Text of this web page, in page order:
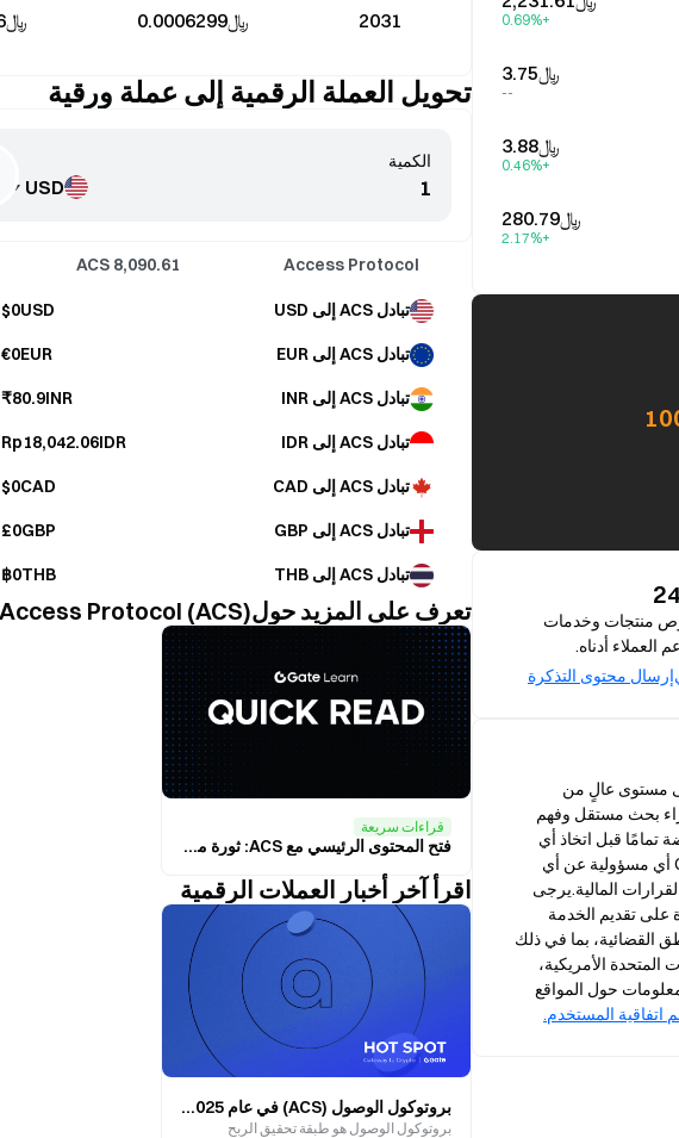
+0.69%
﷼‎3.75
--
﷼‎3.88
+0.46%
﷼‎280.79
+2.17%
منتجات وخدمات
إرسال محتوى التذكرة
اتفاقية المستخدم.
2031 ﷼‎0.0006299 ﷼‎0.0008196
تحويل العملة الرقمية إلى عملة ورقية
الكمية
USD
Access Protocol
8,090.61
ACS
تبادل ACS إلى USD $0USD
تبادل ACS إلى EUR €0EUR
تبادل ACS إلى INR ₹80.9INR
تبادل ACS إلى IDR Rp18,042.06IDR
تبادل ACS إلى CAD $0CAD
تبادل ACS إلى GBP £0GBP
تبادل ACS إلى THB ฿0THB
تعرف على المزيد حولAccess Protocol (ACS)
قراءات سريعة
فتح المحتوى الرئيسي مع ACS: ثورة محتوى Web3 لبروتوكول الوصول
اقرأ آخر أخبار العملات الرقمية
بروتوكول الوصول (ACS) في عام 2025: إعادة تعريف تحقيق الربح من المحتوى في عصر الويب3
بروتوكول الوصول هو طبقة تحقيق الربح